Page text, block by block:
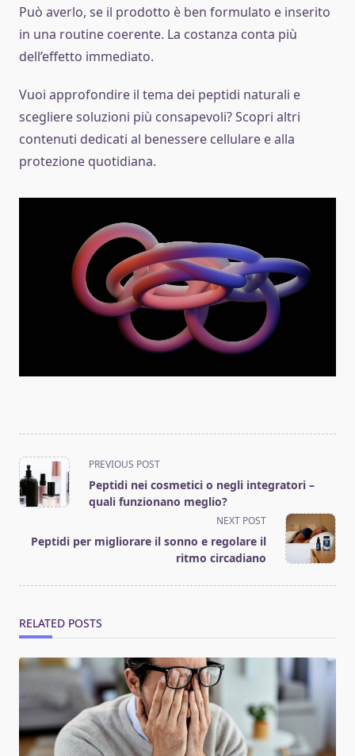
Può averlo, se il prodotto è ben formulato e inserito
in una routine coerente. La costanza conta più
dell’effetto immediato.
Vuoi approfondire il tema dei peptidi naturali e
scegliere soluzioni più consapevoli? Scopri altri
contenuti dedicati al benessere cellulare e alla
protezione quotidiana.
<span
class="nav-
subtitle
reader-
PREVIOUS POST
Peptidi nei cosmetici o negli integratori –
quali funzionano meglio?
NEXT POST
Peptidi per migliorare il sonno e regolare il
ritmo circadiano
RELATED POSTS